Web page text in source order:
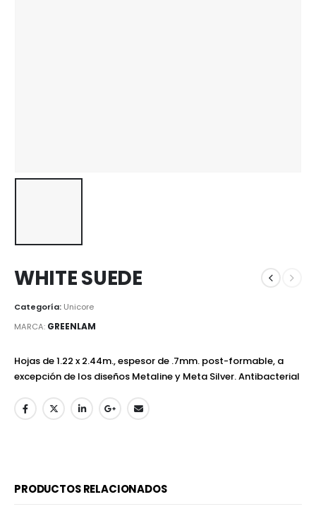
WHITE SUEDE
Categoría: Unicore
MARCA: GREENLAM
Hojas de 1.22 x 2.44m., espesor de .7mm. post-formable, a
excepción de los diseños Metaline y Meta Silver. Antibacterial
PRODUCTOS RELACIONADOS